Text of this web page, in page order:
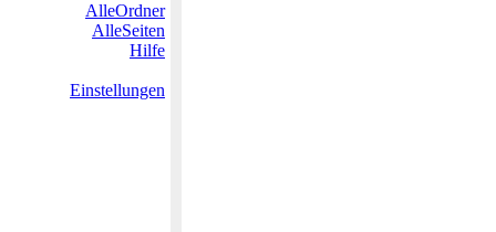
AlleOrdner
AlleSeiten
Hilfe
Einstellungen